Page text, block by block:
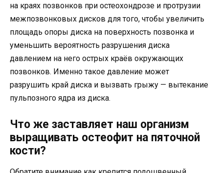
на краях позвонков при остеохондрозе и протрузии
межпозвонковых дисков для того, чтобы увеличить
площадь опоры диска на поверхность позвонка и
уменьшить вероятность разрушения диска
давлением на него острых краёв окружающих
позвонков. Именно такое давление может
разрушить край диска и вызвать грыжу — вытекание
пульпозного ядра из диска.
Что же заставляет наш организм
выращивать остеофит на пяточной
кости?